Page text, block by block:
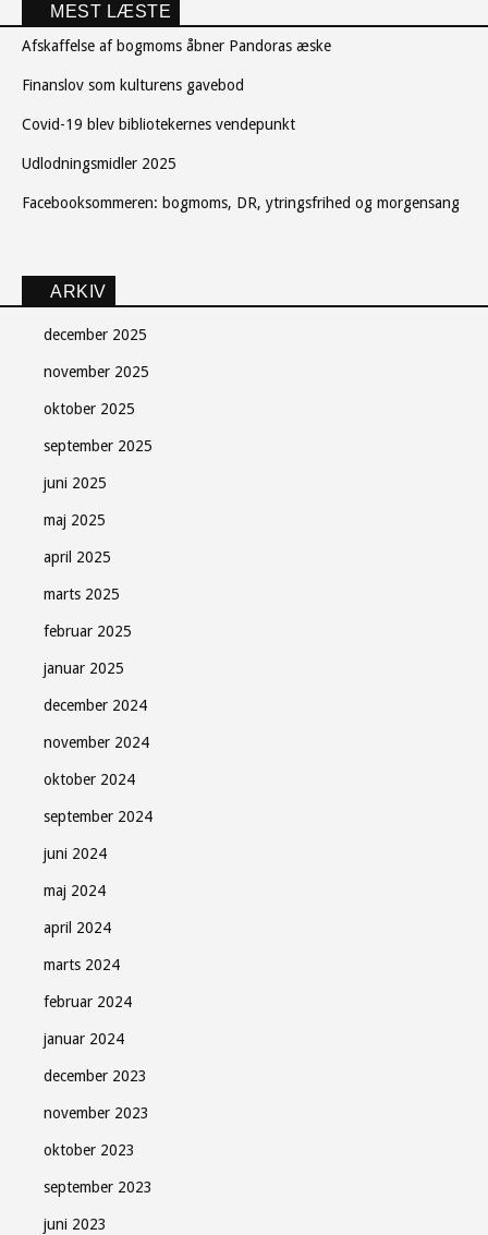
MEST LÆSTE
Afskaffelse af bogmoms åbner Pandoras æske
Finanslov som kulturens gavebod
Covid-19 blev bibliotekernes vendepunkt
Udlodningsmidler 2025
Facebooksommeren: bogmoms, DR, ytringsfrihed og morgensang
ARKIV
december 2025
november 2025
oktober 2025
september 2025
juni 2025
maj 2025
april 2025
marts 2025
februar 2025
januar 2025
december 2024
november 2024
oktober 2024
september 2024
juni 2024
maj 2024
april 2024
marts 2024
februar 2024
januar 2024
december 2023
november 2023
oktober 2023
september 2023
juni 2023